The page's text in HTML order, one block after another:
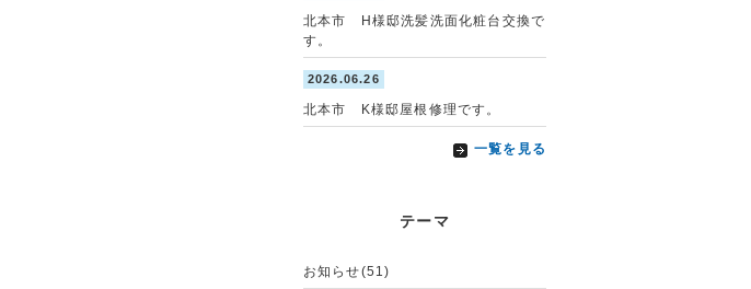
北本市 H様邸洗髪洗面化粧台交換で
す。
2026.06.26
北本市 K様邸屋根修理です。
一覧を見る
テーマ
お知らせ(51)